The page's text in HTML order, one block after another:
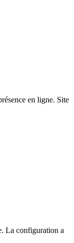
en ligne. Site
La configuration a